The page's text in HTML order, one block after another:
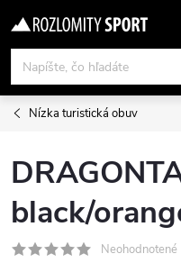
na
obsah
Nízka turistická obuv
black/
Neohodnotené